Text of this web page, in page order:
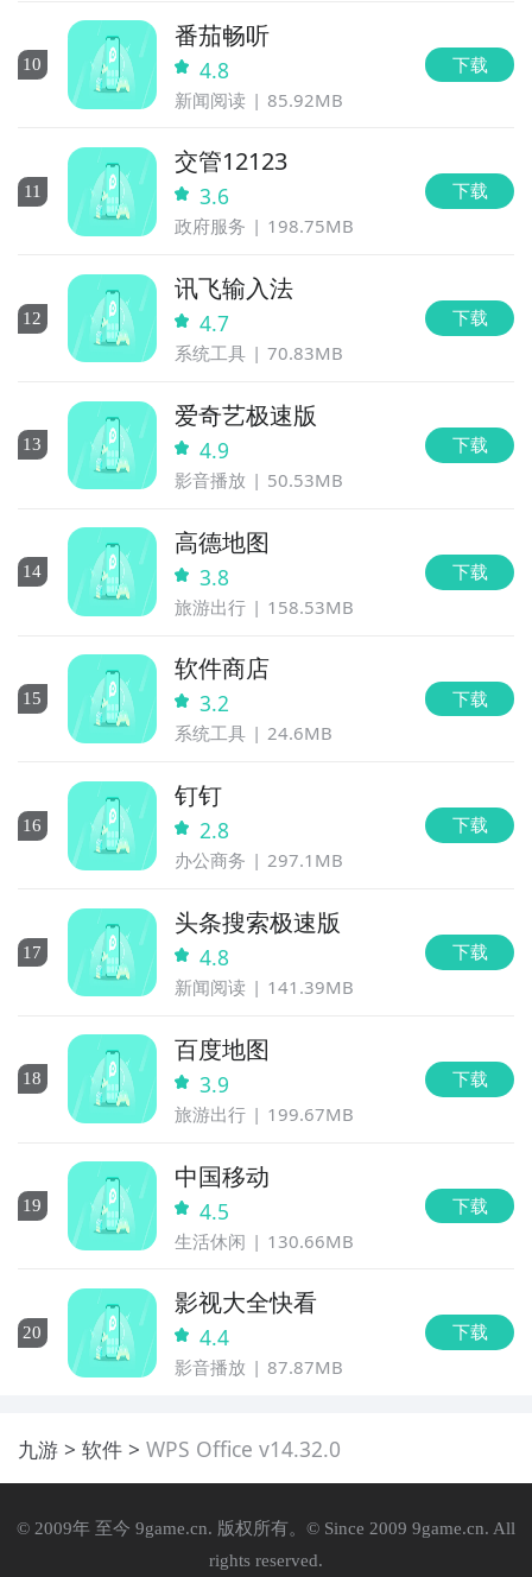
10
番茄畅听
4.8
新闻阅读 85.92MB
下载
11
交管12123
3.6
政府服务 198.75MB
下载
12
讯飞输入法
4.7
系统工具 70.83MB
下载
13
爱奇艺极速版
4.9
影音播放 50.53MB
下载
14
高德地图
3.8
旅游出行 158.53MB
下载
15
软件商店
3.2
系统工具 24.6MB
下载
16
钉钉
2.8
办公商务 297.1MB
下载
17
头条搜索极速版
4.8
新闻阅读 141.39MB
下载
18
百度地图
3.9
旅游出行 199.67MB
下载
19
中国移动
4.5
生活休闲 130.66MB
下载
20
影视大全快看
4.4
影音播放 87.87MB
下载
九游 软件 WPS Office v14.32.0
© 2009年 至今 9game.cn. 版权所有。© Since 2009 9game.cn. All
rights reserved.